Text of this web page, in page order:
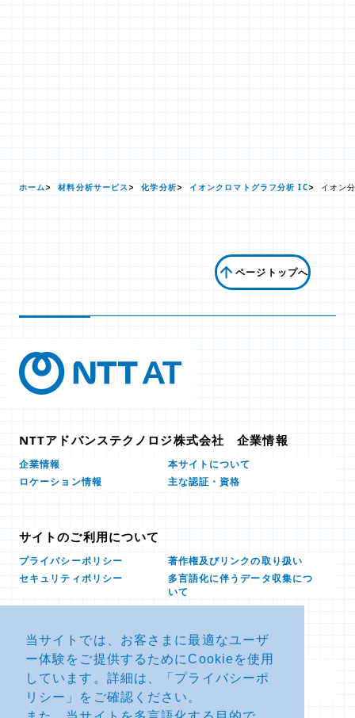
当サイトでは、お客さまに最適なユーザ
ー体験をご提供するためにCookieを使用
しています。詳細は、「 プライバシーポ
リシー 」をご確認ください。
ホーム 材料分析サービス 化学分析 イオンクロマトグラフ分析 IC イオン
ページトップへ
NTTアドバンステクノロジ株式会社 企業情報
企業情報
本サイトについて
ロケーション情報
主な認証・資格
サイトのご利用について
プライバシーポリシー
著作権及びリンクの取り扱い
セキュリティポリシー
多言語化に伴うデータ収集につ
いて
お問い合せ
よくあるお問い合わせFAQ
SDSダウンロード
製品・サービスに関する重要な
お知らせ
その他のお問い合わせ